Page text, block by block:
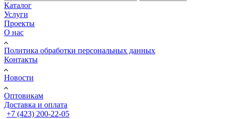
Каталог
Услуги
Проекты
О нас
Политика обработки персональных данных
Контакты
Новости
Оптовикам
Доставка и оплата
+7 (423) 200-22-05